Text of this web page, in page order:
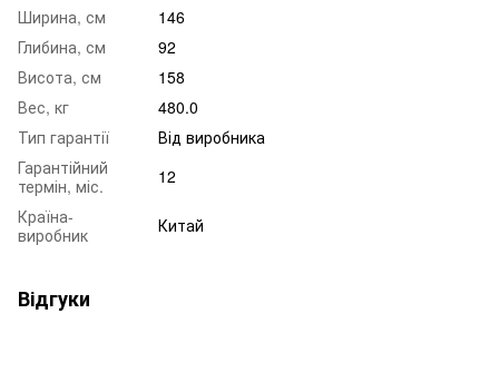
Ширина, см
146
Глибина, см
92
Висота, см
158
Вес, кг
480.0
Тип гарантії
Від виробника
Гарантійний
термін, міс.
12
Країна-
виробник
Китай
Відгуки